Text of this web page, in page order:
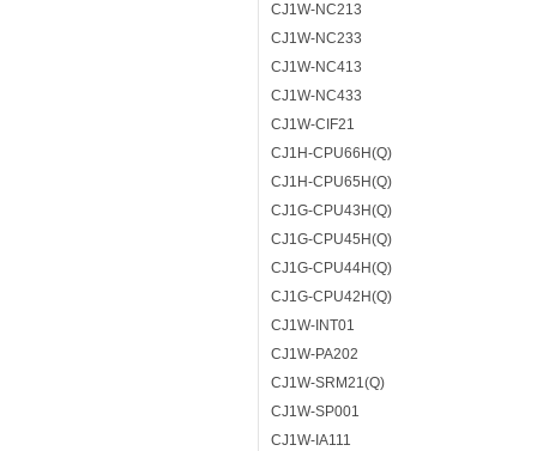
CJ1W-NC213
CJ1W-NC233
CJ1W-NC413
CJ1W-NC433
CJ1W-CIF21
CJ1H-CPU66H(Q)
CJ1H-CPU65H(Q)
CJ1G-CPU43H(Q)
CJ1G-CPU45H(Q)
CJ1G-CPU44H(Q)
CJ1G-CPU42H(Q)
CJ1W-INT01
CJ1W-PA202
CJ1W-SRM21(Q)
CJ1W-SP001
CJ1W-IA111